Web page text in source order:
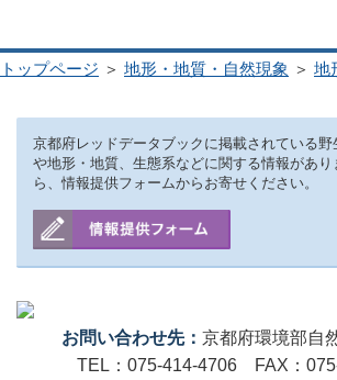
トップページ ＞ 地形・地質・自然現象 ＞ 地
京都府レッドデータブックに掲載されている野
や地形・地質、生態系などに関する情報があり
ら、情報提供フォームからお寄せください。
お問い合わせ先： 京都府環境部自
TEL：075-414-4706 FAX：